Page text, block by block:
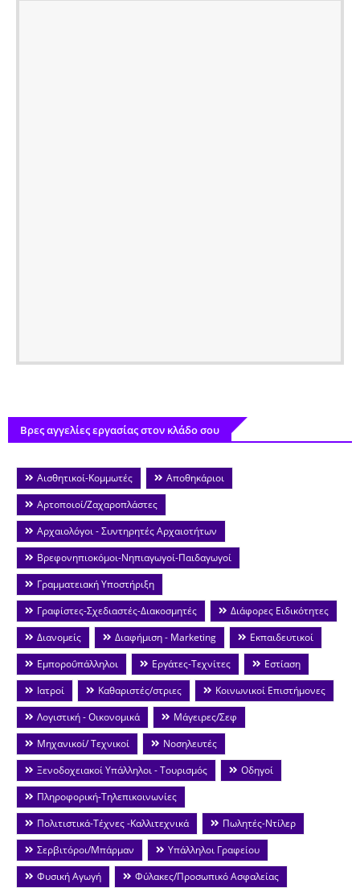
Βρες αγγελίες εργασίας στον κλάδο σου
Αισθητικοί-Κομμωτές
Αποθηκάριοι
Αρτοποιοί/Ζαχαροπλάστες
Αρχαιολόγοι - Συντηρητές Αρχαιοτήτων
Βρεφονηπιοκόμοι-Νηπιαγωγοί-Παιδαγωγοί
Γραμματειακή Υποστήριξη
Γραφίστες-Σχεδιαστές-Διακοσμητές
Διάφορες Ειδικότητες
Διανομείς
Διαφήμιση - Marketing
Εκπαιδευτικοί
Εμποροΰπάλληλοι
Εργάτες-Τεχνίτες
Εστίαση
Ιατροί
Καθαριστές/στριες
Κοινωνικοί Επιστήμονες
Λογιστική - Οικονομικά
Μάγειρες/Σεφ
Μηχανικοί/ Τεχνικοί
Νοσηλευτές
Ξενοδοχειακοί Υπάλληλοι - Τουρισμός
Οδηγοί
Πληροφορική-Τηλεπικοινωνίες
Πολιτιστικά-Τέχνες -Καλλιτεχνικά
Πωλητές-Ντίλερ
Σερβιτόροι/Μπάρμαν
Υπάλληλοι Γραφείου
Φυσική Αγωγή
Φύλακες/Προσωπικό Ασφαλείας